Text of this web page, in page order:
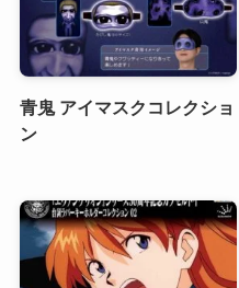
青鬼 アイマスクコレクショ
ン